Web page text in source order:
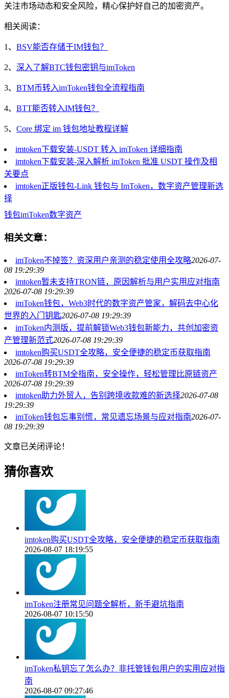
关注市场动态和安全风险，精心保护好自己的加密资产。
相关阅读：
1、 BSV能否存储于IM钱包？
2、 深入了解BTC钱包密钥与imToken
3、 BTM币转入imToken钱包全流程指南
4、 BTT能否转入IM钱包？
5、 Core 绑定 im 钱包地址教程详解
imtoken下载安装-USDT 转入 imToken 详细指南
imtoken下载安装-深入解析 imToken 批准 USDT 操作及相
关要点
imtoken正版钱包-Link 钱包与 ImToken，数字资产管理新选
择
钱包imToken数字资产
相关文章：
imToken不掉签？资深用户亲测的稳定使用全攻略2026-07-
08 19:29:39
imtoken暂未支持TRON链，原因解析与用户实用应对指南
2026-07-08 19:29:39
imToken钱包，Web3时代的数字资产管家，解码去中心化
世界的入门钥匙2026-07-08 19:29:39
imToken内测版，提前解锁Web3钱包新能力，共创加密资
产管理新范式2026-07-08 19:29:39
imtoken购买USDT全攻略，安全便捷的稳定币获取指南
2026-07-08 19:29:39
imToken转BTM全指南，安全操作，轻松管理比原链资产
2026-07-08 19:29:39
imtoken助力外贸人，告别跨境收款难的新选择2026-07-08
19:29:39
imToken钱包忘事别慌，常见遗忘场景与应对指南2026-07-
08 19:29:39
文章已关闭评论！
猜你喜欢
imtoken购买USDT全攻略，安全便捷的稳定币获取指南
2026-08-07 18:19:55
imToken注册常见问题全解析，新手避坑指南
2026-08-07 10:15:50
imToken私钥忘了怎么办？非托管钱包用户的实用应对指
南
2026-08-07 09:27:46